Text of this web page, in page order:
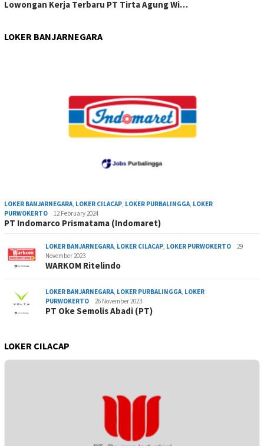
Lowongan Kerja Terbaru PT Tirta Agung Wi…
LOKER BANJARNEGARA
LOKER BANJARNEGARA, LOKER CILACAP, LOKER PURBALINGGA, LOKER
PURWOKERTO
12 February 2024
PT Indomarco Prismatama (Indomaret)
LOKER BANJARNEGARA, LOKER CILACAP, LOKER PURWOKERTO
29
November 2023
WARKOM Ritelindo
LOKER BANJARNEGARA, LOKER PURBALINGGA, LOKER
PURWOKERTO
26 November 2023
PT Oke Semolis Abadi (PT)
LOKER CILACAP